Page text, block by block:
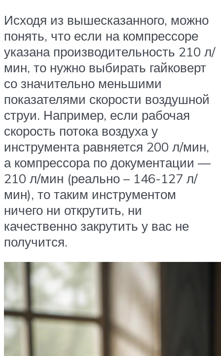
Исходя из вышесказанного, можно
понять, что если на компрессоре
указана производительность 210 л/
мин, то нужно выбирать гайковерт
со значительно меньшими
показателями скорости воздушной
струи. Например, если рабочая
скорость потока воздуха у
инструмента равняется 200 л/мин,
а компрессора по документации —
210 л/мин (реально – 146-127 л/
мин), то таким инструментом
ничего ни открутить, ни
качественно закрутить у вас не
получится.